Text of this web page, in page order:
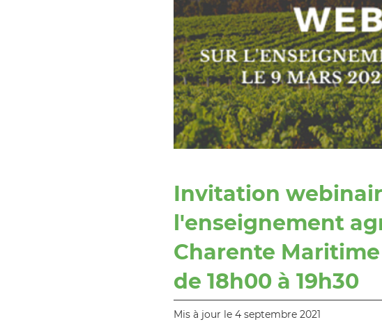
Invitation
l'enseignement
Charente
de 18h00 à 19h30
Mis à jour le 4 septembre 2021